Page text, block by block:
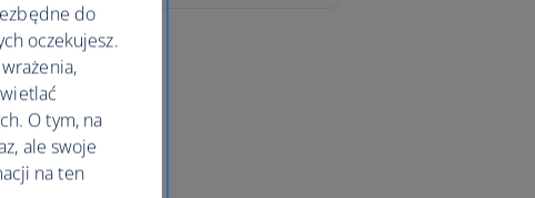
do
oczekujesz.
O tym, na
ale swoje
na ten